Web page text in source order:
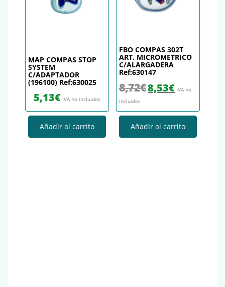
MAP COMPAS STOP
SYSTEM
C/ADAPTADOR
(196100) Ref:630025
5,13€ IVA no incluidos
Añadir al carrito
FBO COMPAS 302T
ART. MICROMETRICO
C/ALARGADERA
Ref:630147
8,72€ El precio original era: 8,72€.
8,53€El precio actual
IVA no
incluidos
Añadir al carrito